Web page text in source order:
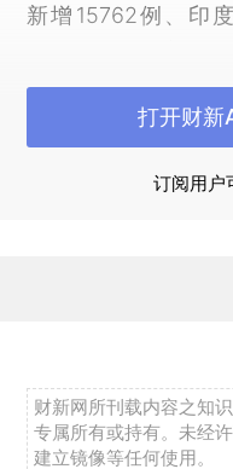
新增15762例、印
南非新增4621例、
增3531例、沙特新
至21日，疫情已波
例超过千例、万例
个、63个，其中有
（305803例）、
（246272例）、
订阅用户
打开财新
财新网所刊载内容之知
专属所有或持有。未经
建立镜像等任何使用。